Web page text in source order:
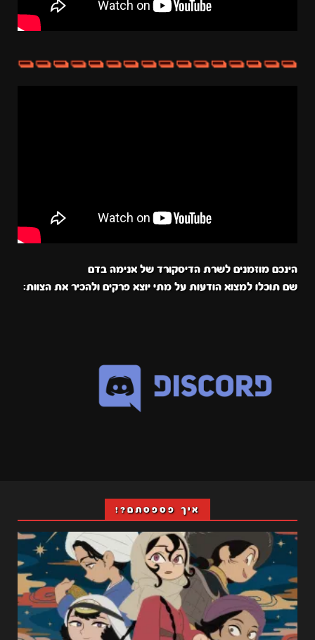
הינכם מוזמנים לשרת הדיסקורד של אנימה בדם
שם תוכלו למצוא הודעות על מתי יוצא פרקים ולהכיר את הצוות:
איך פספסתם?!